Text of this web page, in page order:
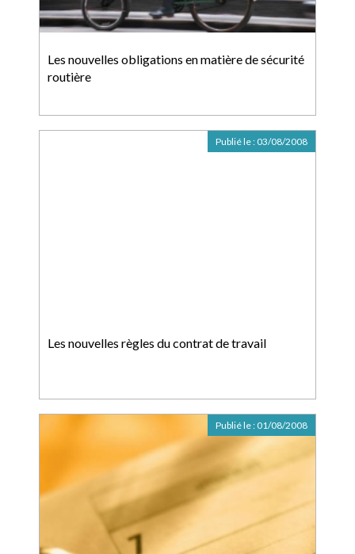
Les nouvelles obligations en matière de sécurité
routière
Les nouvelles règles du contrat de travail
Publié le : 03/08/2008
Publié le : 01/08/2008